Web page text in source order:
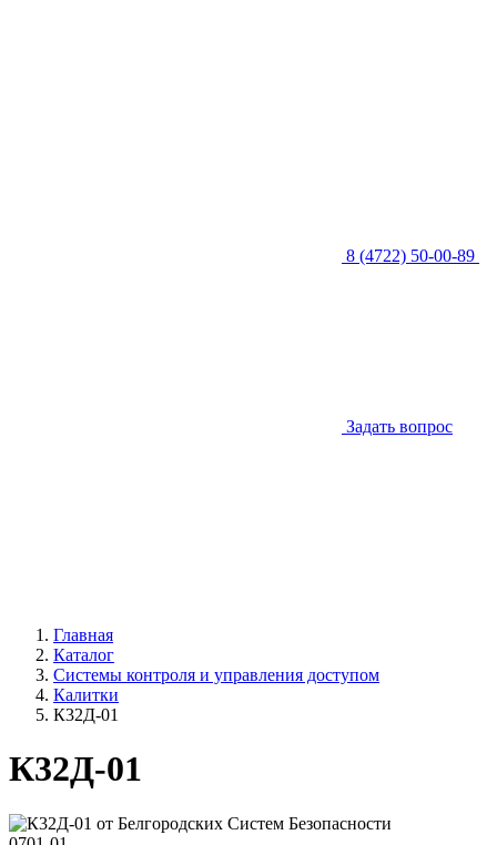
8 (4722) 50-00-89
Задать вопрос
Главная
Каталог
Системы контроля и управления доступом
Калитки
К32Д-01
К32Д-01